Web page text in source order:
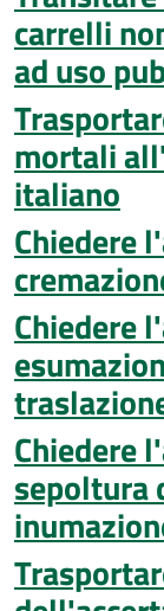
carrelli
ad uso
mortali
italiano
Chiedere
Chiedere
Chiedere
sepoltura